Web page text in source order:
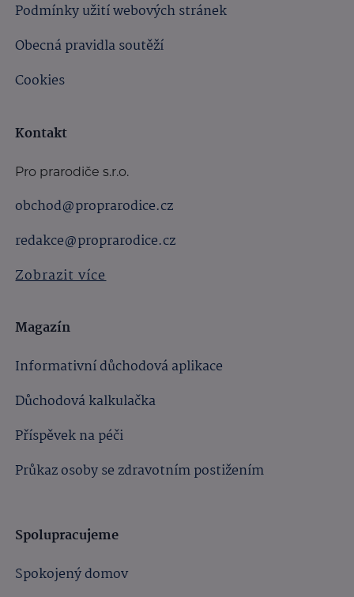
Podmínky užití webových stránek
Obecná pravidla soutěží
Cookies
Kontakt
Pro prarodiče s.r.o.
obchod@proprarodice.cz
redakce@proprarodice.cz
Zobrazit více
Magazín
Informativní důchodová aplikace
Důchodová kalkulačka
Příspěvek na péči
Průkaz osoby se zdravotním postižením
Spolupracujeme
Spokojený domov